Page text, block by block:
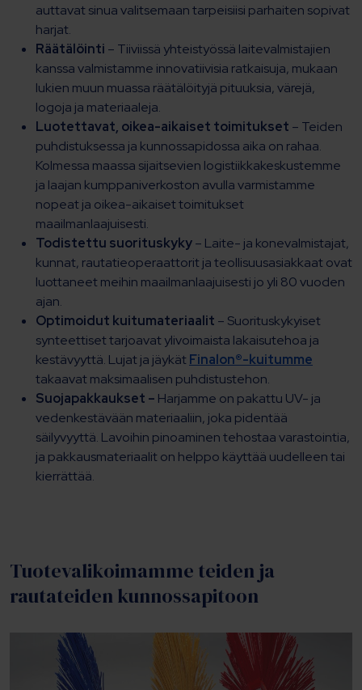
auttavat sinua valitsemaan tarpeisiisi parhaiten sopivat
harjat.
Räätälöinti – Tiiviissä yhteistyössä laitevalmistajien
kanssa valmistamme innovatiivisia ratkaisuja, mukaan
lukien muun muassa räätälöityjä pituuksia, värejä,
logoja ja materiaaleja.
Luotettavat, oikea-aikaiset toimitukset – Teiden
puhdistuksessa ja kunnossapidossa aika on rahaa.
Kolmessa maassa sijaitsevien logistiikkakeskustemme
ja laajan kumppaniverkoston avulla varmistamme
nopeat ja oikea-aikaiset toimitukset
maailmanlaajuisesti.
Todistettu suorituskyky– Laite- ja konevalmistajat,
kunnat, rautatieoperaattorit ja teollisuusasiakkaat ovat
luottaneet meihin maailmanlaajuisesti jo yli 80 vuoden
ajan.
Optimoidut kuitumateriaalit – Suorituskykyiset
synteettiset tarjoavat ylivoimaista lakaisutehoa ja
kestävyyttä. Lujat ja jäykätFinalon®-kuitumme
takaavat maksimaalisen puhdistustehon.
Suojapakkaukset – Harjamme on pakattu UV- ja
vedenkestävään materiaaliin, joka pidentää
säilyvyyttä. Lavoihin pinoaminen tehostaa varastointia,
ja pakkausmateriaalit on helppo käyttää uudelleen tai
kierrättää.
Tuotevalikoimamme teiden ja
rautateiden kunnossapitoon